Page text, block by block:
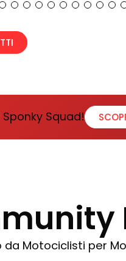
Squad!
Motociclisti per